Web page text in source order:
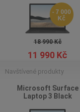
- 7 000
Kč
18 990 Kč
11 990 Kč
Navštívené produkty
Microsoft Surface
Laptop 3 Black